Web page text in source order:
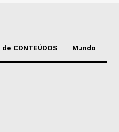
de CONTEÚDOS Mundo